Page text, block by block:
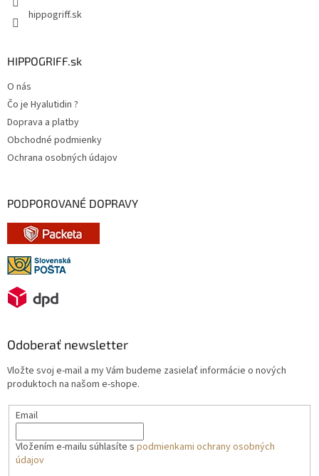
hippogriff.sk
HIPPOGRIFF.sk
O nás
Čo je Hyalutidin ?
Doprava a platby
Obchodné podmienky
Ochrana osobných údajov
PODPOROVANÉ DOPRAVY
Odoberať newsletter
Vložte svoj e-mail a my Vám budeme zasielať informácie o nových
produktoch na našom e-shope.
Email
Vložením e-mailu súhlasíte s podmienkami ochrany osobných
údajov